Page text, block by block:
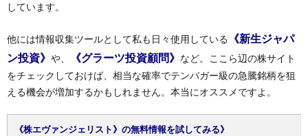
しています。
他には情報収集ツールとして私も日々使用している 《新生ジャパ
ン投資》 や、 《グラーツ投資顧問》 など。ここら辺の株サイト
をチェックしておけば、相当な確率でテンバガー級の急騰銘柄を狙
える機会が増加するかもしれません。本当にオススメですよ。
《株エヴァンジェリスト》の無料情報を試してみる》